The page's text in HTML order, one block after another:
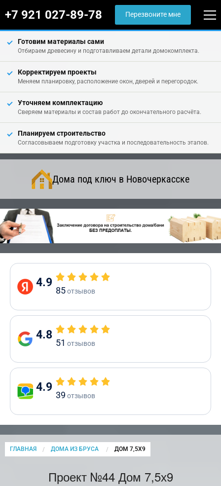
+7 921 027-89-78 Перезвоните мне
Готовим материалы сами
Отбираем древесину и подготавливаем детали домокомплекта.
Корректируем проекты
Меняем планировку, расположение окон, дверей и перегородок.
Уточняем комплектацию
Сверяем материалы и состав работ до окончательного расчёта.
Планируем строительство
Согласовываем подготовку участка и последовательность этапов.
Дома под ключ в Новочеркасске
4.9
85отзывов
4.8
51 отзывов
4.9
39 отзывов
ГЛАВНАЯ ДОМА ИЗ БРУСА CURRENT:
ДОМ 7,5Х9
Проект №44 Дом 7,5х9